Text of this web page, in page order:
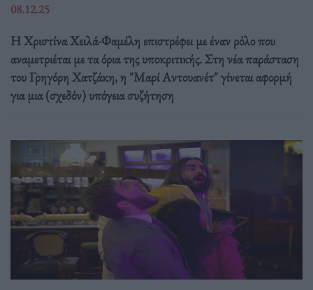
08.12.25
Η Χριστίνα Χειλά-Φαμέλη επιστρέφει με έναν ρόλο που
αναμετριέται με τα όρια της υποκριτικής. Στη νέα παράσταση
του Γρηγόρη Χατζάκη, η "Μαρί Αντουανέτ" γίνεται αφορμή
για μια (σχεδόν) υπόγεια συζήτηση